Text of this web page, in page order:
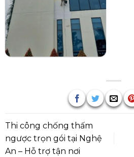
Thi công chống thấm
ngược trọn gói tại Nghệ
An – Hỗ trợ tận nơi